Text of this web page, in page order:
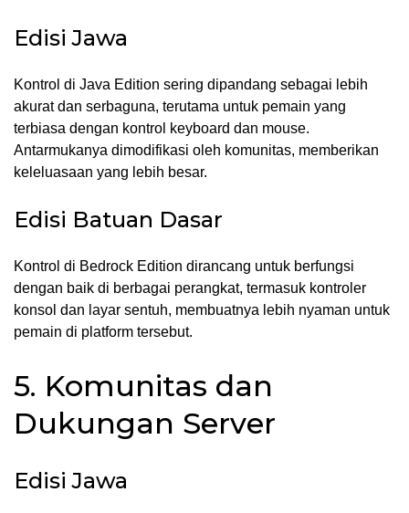
Edisi Jawa
Kontrol di Java Edition sering dipandang sebagai lebih
akurat dan serbaguna, terutama untuk pemain yang
terbiasa dengan kontrol keyboard dan mouse.
Antarmukanya dimodifikasi oleh komunitas, memberikan
keleluasaan yang lebih besar.
Edisi Batuan Dasar
Kontrol di Bedrock Edition dirancang untuk berfungsi
dengan baik di berbagai perangkat, termasuk kontroler
konsol dan layar sentuh, membuatnya lebih nyaman untuk
pemain di platform tersebut.
5. Komunitas dan
Dukungan Server
Edisi Jawa